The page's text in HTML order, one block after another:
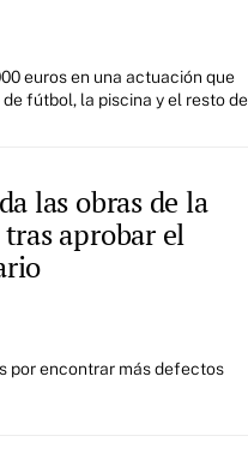
euros en una actuación que
fútbol, la piscina y el resto de
las obras de la
aprobar el
por encontrar más defectos